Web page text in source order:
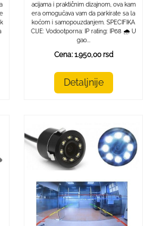
acijama i praktičnim dizajnom, ova kam
era omogućava vam da parkirate sa la
koćom i samopouzdanjem. SPECIFIKA
CIJE: Vodootporna: IP rating: IP68 🌧️ U
gao...
Cena: 1.950,00 rsd
Detaljnije